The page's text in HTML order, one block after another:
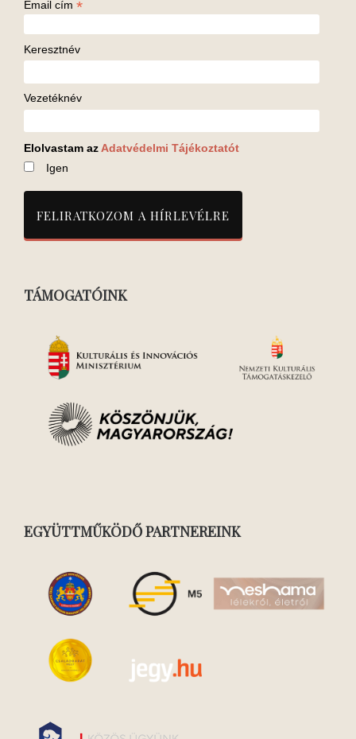
Email cím *
Keresztnév
Vezetéknév
Elolvastam az Adatvédelmi Tájékoztatót
Igen
TÁMOGATÓINK
EGYÜTTMŰKÖDŐ PARTNEREINK